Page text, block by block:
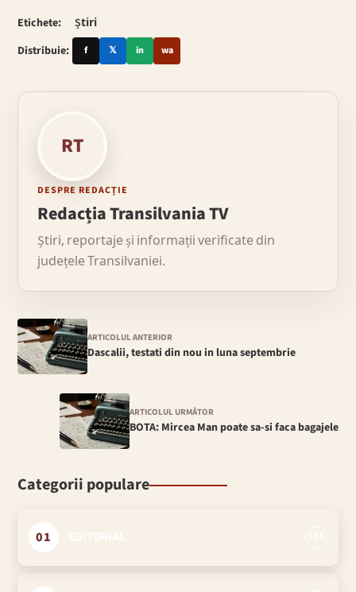
Etichete:
Știri
Distribuie:
f 𝕏 in wa
RT
DESPRE REDACȚIE
Redacția Transilvania TV
Știri, reportaje și informații verificate din
județele Transilvaniei.
ARTICOLUL ANTERIOR
Dascalii, testati din nou in luna septembrie
ARTICOLUL URMĂTOR
BOTA: Mircea Man poate sa-si faca bagajele
Categorii populare
01